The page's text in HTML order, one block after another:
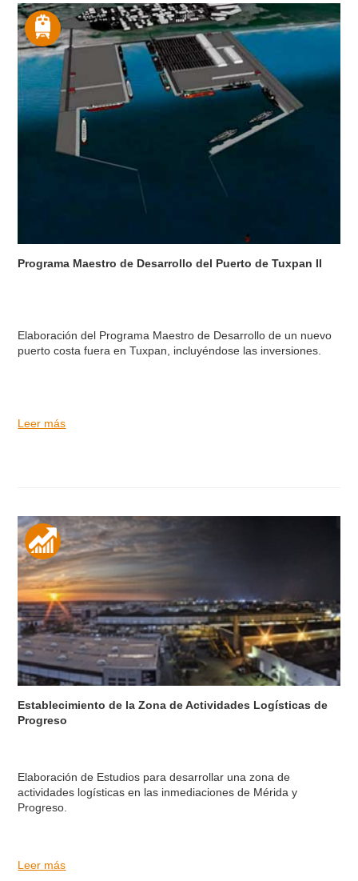
Programa Maestro de Desarrollo del Puerto de Tuxpan II
Elaboración del Programa Maestro de Desarrollo de un nuevo
puerto costa fuera en Tuxpan, incluyéndose las inversiones.
Leer más
Establecimiento de la Zona de Actividades Logísticas de
Progreso
Elaboración de Estudios para desarrollar una zona de
actividades logísticas en las inmediaciones de Mérida y
Progreso.
Leer más